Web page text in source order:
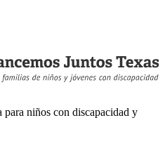
para niños con discapacidad y